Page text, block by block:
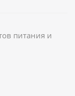
питания и